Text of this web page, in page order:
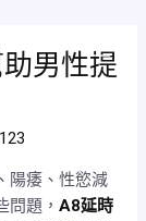
男性提
陽痿、性慾減
問題，A8延時